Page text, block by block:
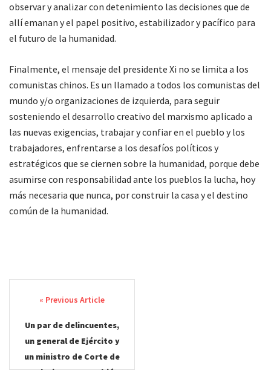
observar y analizar con detenimiento las decisiones que de
allí emanan y el papel positivo, estabilizador y pacífico para
el futuro de la humanidad.
Finalmente, el mensaje del presidente Xi no se limita a los
comunistas chinos. Es un llamado a todos los comunistas del
mundo y/o organizaciones de izquierda, para seguir
sosteniendo el desarrollo creativo del marxismo aplicado a
las nuevas exigencias, trabajar y confiar en el pueblo y los
trabajadores, enfrentarse a los desafíos políticos y
estratégicos que se ciernen sobre la humanidad, porque debe
asumirse con responsabilidad ante los pueblos la lucha, hoy
más necesaria que nunca, por construir la casa y el destino
común de la humanidad.
navigation
Un par de delincuentes,
un general de Ejército y
un ministro de Corte de
Apelaciones, y también